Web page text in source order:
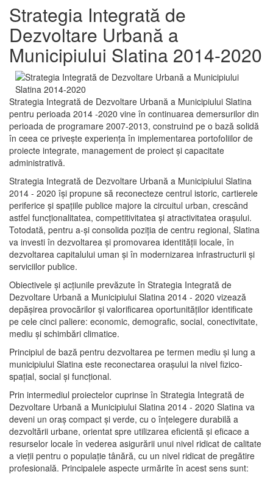
Strategia Integrată de
Dezvoltare Urbană a
Municipiului Slatina 2014-2020
Strategia Integrată de Dezvoltare Urbană a Municipiului Slatina
pentru perioada 2014 -2020 vine în continuarea demersurilor din
perioada de programare 2007-2013, construind pe o bază solidă
în ceea ce priveşte experienţa în implementarea portofoliilor de
proiecte integrate, management de proiect și capacitate
administrativă.
Strategia Integrată de Dezvoltare Urbană a Municipiului Slatina
2014 - 2020 își propune să reconecteze centrul istoric, cartierele
periferice şi spaţiile publice majore la circuitul urban, crescând
astfel funcţionalitatea, competitivitatea şi atractivitatea oraşului.
Totodată, pentru a-şi consolida poziţia de centru regional, Slatina
va investi în dezvoltarea şi promovarea identităţii locale, în
dezvoltarea capitalului uman şi în modernizarea infrastructurii şi
serviciilor publice.
Obiectivele şi acţiunile prevăzute în Strategia Integrată de
Dezvoltare Urbană a Municipiului Slatina 2014 - 2020 vizează
depășirea provocărilor şi valorificarea oportunităţilor identificate
pe cele cinci paliere: economic, demografic, social, conectivitate,
mediu şi schimbări climatice.
Principiul de bază pentru dezvoltarea pe termen mediu şi lung a
municipiului Slatina este reconectarea oraşului la nivel fizico-
spaţial, social şi funcţional.
Prin intermediul proiectelor cuprinse în Strategia Integrată de
Dezvoltare Urbană a Municipiului Slatina 2014 - 2020 Slatina va
deveni un oraş compact şi verde, cu o înţelegere durabilă a
dezvoltării urbane, orientat spre utilizarea eficientă şi eficace a
resurselor locale în vederea asigurării unui nivel ridicat de calitate
a vieţii pentru o populaţie tânără, cu un nivel ridicat de pregătire
profesională. Principalele aspecte urmărite în acest sens sunt: